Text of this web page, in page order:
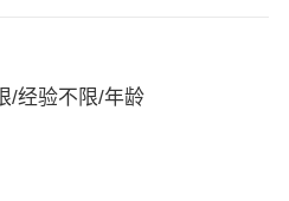
/经验不限/年龄